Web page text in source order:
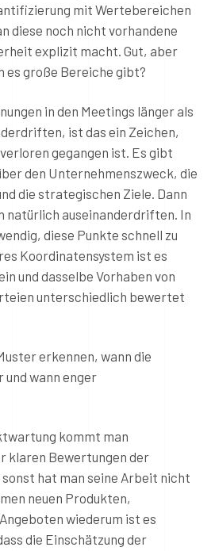
mit Wertebereichen
diese noch nicht vorhandene
explizit macht. Gut, aber
es große Bereiche gibt?
in den Meetings länger als
ist das ein Zeichen,
gegangen ist. Es gibt
den Unternehmenszweck, die
die strategischen Ziele. Dann
natürlich auseinanderdriften. In
diese Punkte schnell zu
Koordinatensystem ist es
und dasselbe Vorhaben von
unterschiedlich bewertet
erkennen, wann die
wann enger
kommt man
klaren Bewertungen der
hat man seine Arbeit nicht
neuen Produkten,
wiederum ist es
die Einschätzung der